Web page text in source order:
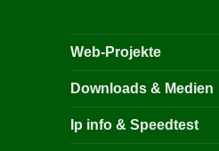
Web-Projekte
Downloads & Medien
Ip info & Speedtest